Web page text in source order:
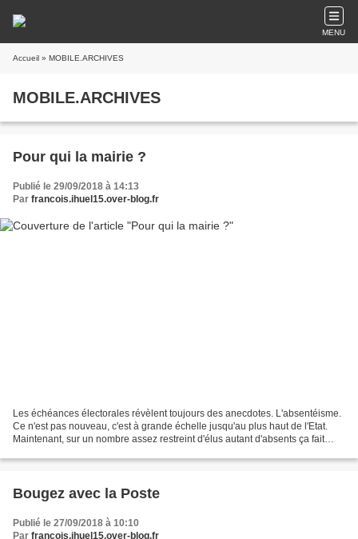
MENU
Accueil » MOBILE.ARCHIVES
MOBILE.ARCHIVES
Pour qui la mairie ?
Publié le 29/09/2018 à 14:13
Par francois.ihuel15.over-blog.fr
Les échéances électorales révèlent toujours des anecdotes. L'absentéisme.
Ce n'est pas nouveau, c'est à grande échelle jusqu'au plus haut de l'Etat.
Maintenant, sur un nombre assez restreint d'élus autant d'absents ça fait
Bougez avec la Poste
Publié le 27/09/2018 à 10:10
Par francois.ihuel15.over-blog.fr